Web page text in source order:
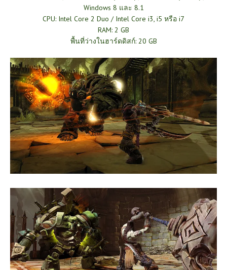
Windows 8 และ 8.1
CPU: Intel Core 2 Duo / Intel Core i3, i5 หรือ i7
RAM: 2 GB
พื้นที่ว่างในฮาร์ดดิสก์: 20 GB